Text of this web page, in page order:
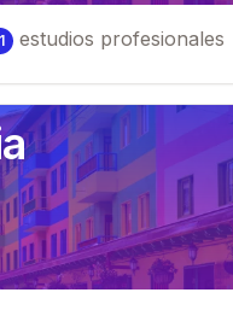
estudios profesionales